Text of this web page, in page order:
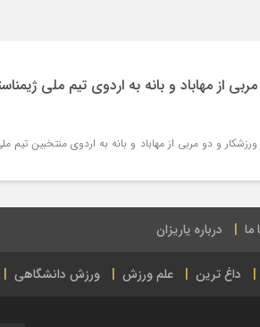
از مهاباد و بانه به اردوی تیم ملی
و دو مربی از مهاباد و بانه به اردوی منتخبین تیم
ما درباره یاریزان
داغ ترین علم ورزش ورزش دانشگاهی